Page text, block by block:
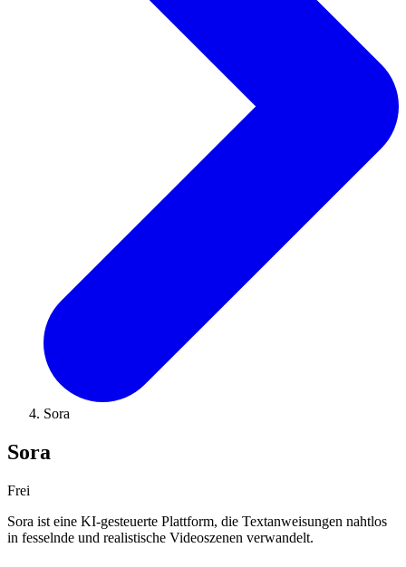
Sora
Sora
Frei
Sora ist eine KI-gesteuerte Plattform, die Textanweisungen nahtlos
in fesselnde und realistische Videoszenen verwandelt.